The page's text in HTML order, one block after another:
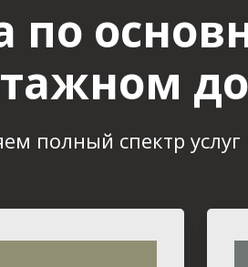
по
полный спектр услуг